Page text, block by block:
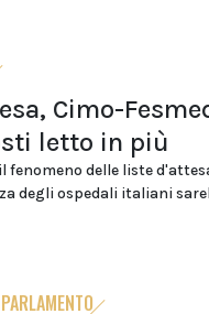
Cimo-
letto in più
fenomeno delle liste
degli ospedali italiani